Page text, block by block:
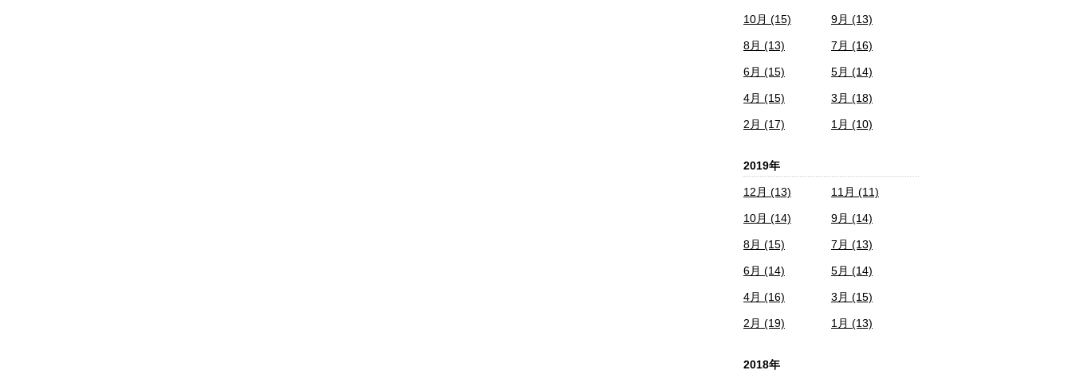
10月 (15) 9月 (13)
8月 (13) 7月 (16)
6月 (15) 5月 (14)
4月 (15) 3月 (18)
2月 (17) 1月 (10)
2019年
12月 (13) 11月 (11)
10月 (14) 9月 (14)
8月 (15) 7月 (13)
6月 (14) 5月 (14)
4月 (16) 3月 (15)
2月 (19) 1月 (13)
2018年